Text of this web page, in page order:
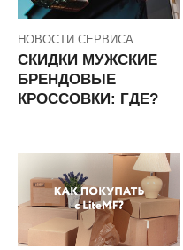
НОВОСТИ СЕРВИСА
СКИДКИ МУЖСКИЕ
БРЕНДОВЫЕ
КРОССОВКИ: ГДЕ?